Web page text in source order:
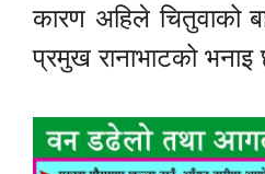
कारण अहिले चितुवाको
प्रमुख रानाभाटको